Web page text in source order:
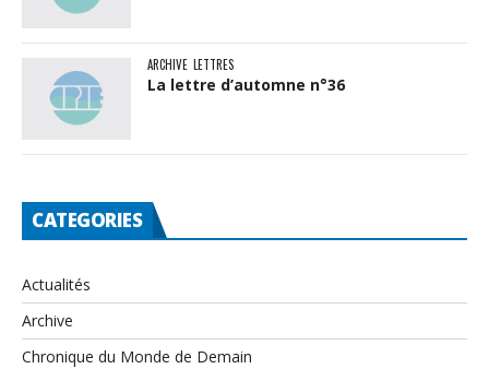
ARCHIVE LETTRES
La lettre d’automne n°36
CATEGORIES
Actualités
Archive
Chronique du Monde de Demain